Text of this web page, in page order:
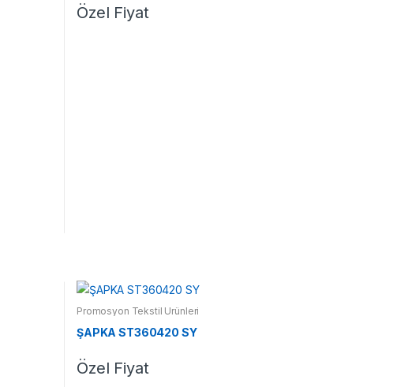
Özel Fiyat
Promosyon Tekstil Ürünleri
ŞAPKA ST360420 SY
Özel Fiyat